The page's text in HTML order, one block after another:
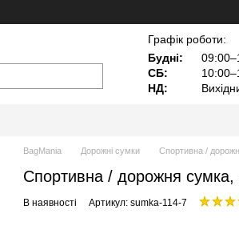
Графік роботи:
Будні:
СБ:
НД:
BagMania Дорожні сумки Спортивна /
Спортивна / дорожня сумка,
В наявності Артикул: sumka-114-7